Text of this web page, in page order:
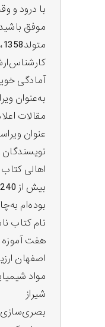
با درود و
موفق
آمادگی
به‌عنوان
عنوان
اهالی
بوده‌ام
نام کتاب
هفت
اصفهان
مواد
شیراز
بصری‌سازی